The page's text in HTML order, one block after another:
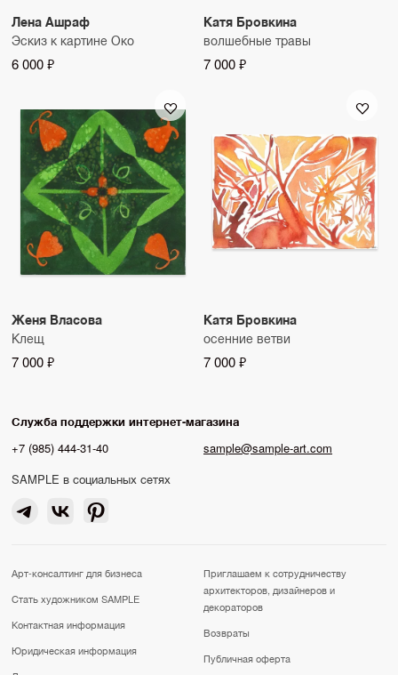
Лена Ашраф
Эскиз к картине Око
6 000 ₽
Катя Бровкина
волшебные травы
7 000 ₽
Женя Власова
Клещ
7 000 ₽
Катя Бровкина
осенние ветви
7 000 ₽
Служба поддержки интернет-магазина
+7 (985) 444-31-40
sample@sample-art.com
SAMPLE в социальных сетях
Арт-консалтинг для бизнеса
Стать художником SAMPLE
Контактная информация
Юридическая информация
Приглашаем к сотрудничеству
архитекторов, дизайнеров и
декораторов
Возвраты
Публичная оферта